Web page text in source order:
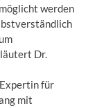
werden
Dr.
für
mit